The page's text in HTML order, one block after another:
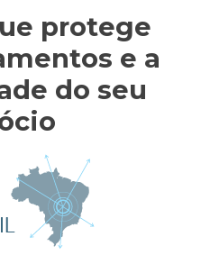
protege
e a
do seu